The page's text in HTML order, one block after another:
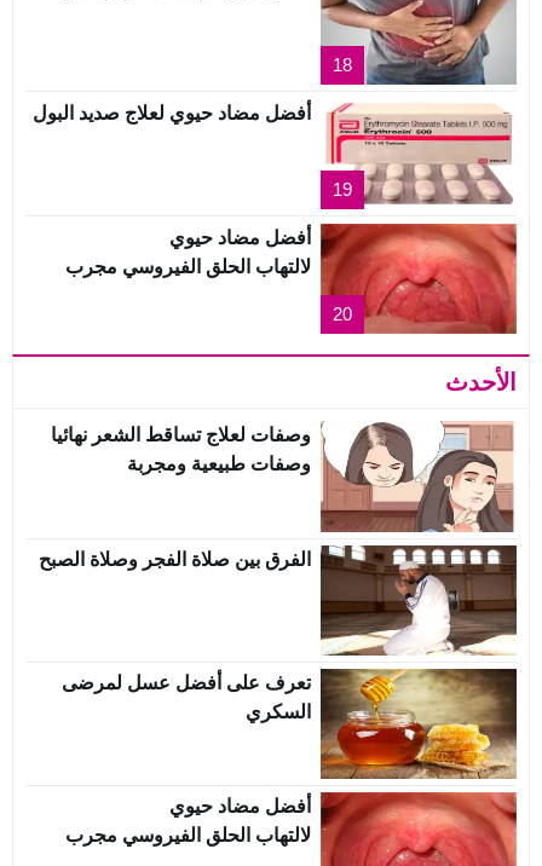
18
19
أفضل مضاد حيوي لعلاج صديد البول
20
أفضل مضاد حيوي
لالتهاب الحلق الفيروسي مجرب
الأحدث
وصفات لعلاج تساقط الشعر نهائيا
وصفات طبيعية ومجربة
الفرق بين صلاة الفجر وصلاة الصبح
تعرف على أفضل عسل لمرضى
السكري
أفضل مضاد حيوي
لالتهاب الحلق الفيروسي مجرب